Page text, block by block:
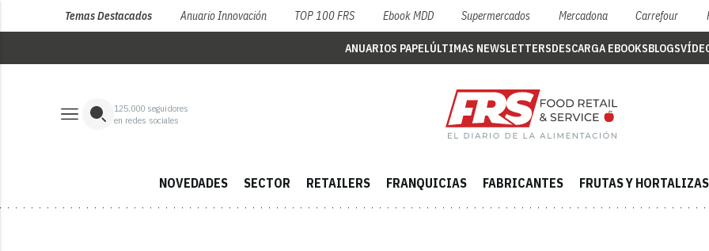
Temas Destacados Anuario Innovación TOP 100 FRS Ebook MDD Supermercados Mercadona Carrefour
ANUARIOS PAPELÚLTIMAS NEWSLETTERSDESCARGA EBOOKSBLOGS
125,000 seguidores
en redes sociales
NOVEDADES SECTOR RETAILERS FRANQUICIAS FABRICANTES FRUTAS Y HORTALIZAS